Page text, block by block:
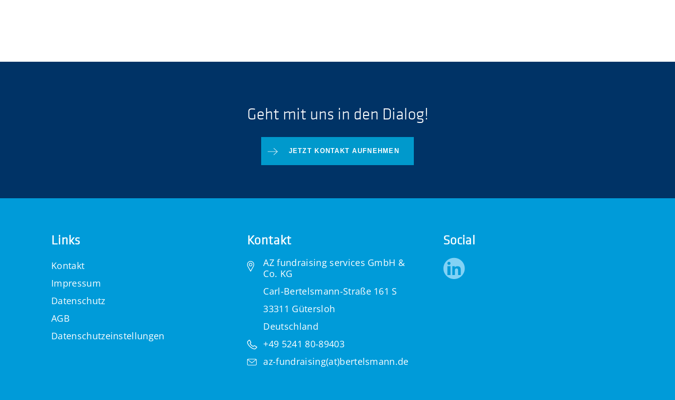
Geht mit uns in den Dialog!
JETZT KONTAKT AUFNEHMEN
Links
Kontakt
Impressum
Datenschutz
AGB
Datenschutzeinstellungen
Kontakt
AZ fundraising services GmbH &
Co. KG
Carl-Bertelsmann-Straße 161 S
33311 Gütersloh
Deutschland
+49 5241 80-89403
az-fundraising(at)bertelsmann.de
Social